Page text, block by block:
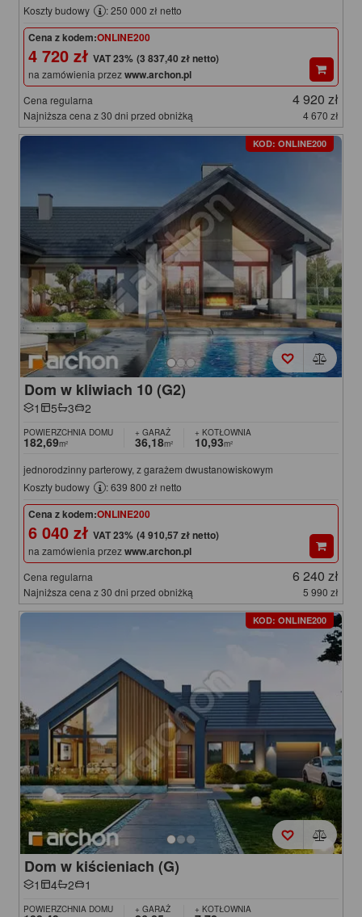
Koszty budowy
: 250 000 zł netto
Cena z kodem:ONLINE200
4 720 zł (3 837,40 zł netto)
na zamówienia przezwww.archon.pl
Cena regularna 4 920 zł
Najniższa cena z 30 dni przed obniżką 4 670 zł
KOD: ONLINE200
Dom w kliwiach 10 (G2)
1 5 3 2
POWIERZCHNIA DOMU
182,69m²
+ GARAŻ
36,18m²
+ KOTŁOWNIA
10,93m²
jednorodzinny parterowy, z garażem dwustanowiskowym
Koszty budowy
: 639 800 zł netto
Cena z kodem:ONLINE200
6 040 zł (4 910,57 zł netto)
na zamówienia przezwww.archon.pl
Cena regularna 6 240 zł
Najniższa cena z 30 dni przed obniżką 5 990 zł
KOD: ONLINE200
Dom w kiścieniach (G)
1 4 2 1
POWIERZCHNIA DOMU + GARAŻ + KOTŁOWNIA